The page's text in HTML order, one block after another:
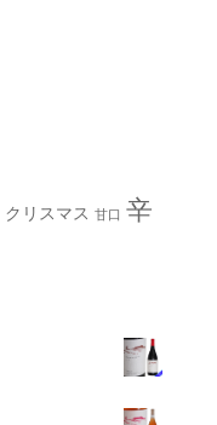
クリスマス 甘口 辛